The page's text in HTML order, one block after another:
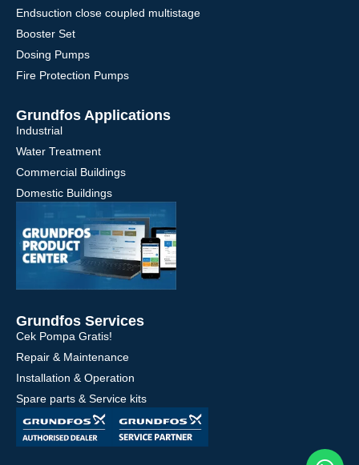
Endsuction close coupled multistage
Booster Set
Dosing Pumps
Fire Protection Pumps
Grundfos Applications
Industrial
Water Treatment
Commercial Buildings
Domestic Buildings
Grundfos Services
Cek Pompa Gratis!
Repair & Maintenance
Installation & Operation
Spare parts & Service kits